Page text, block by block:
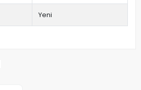
Yeni